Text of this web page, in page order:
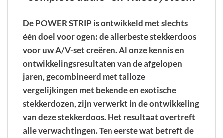
De POWER STRIP is ontwikkeld met slechts
één doel voor ogen: de allerbeste stekkerdoos
voor uw A/V-set creëren. Al onze kennis en
ontwikkelingsresultaten van de afgelopen
jaren, gecombineerd met talloze
vergelijkingen met bekende en exotische
stekkerdozen, zijn verwerkt in de ontwikkeling
van deze stekkerdoos. Het resultaat overtreft
alle verwachtingen. Ten eerste wat betreft de